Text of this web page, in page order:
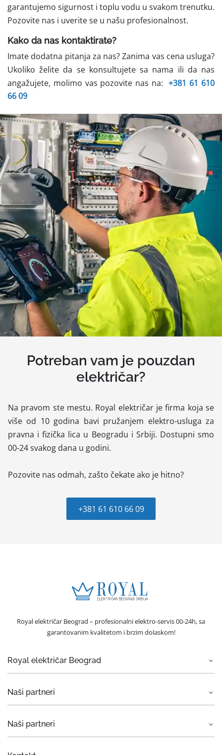
garantujemo sigurnost i toplu vodu u svakom trenutku.
Pozovite nas i uverite se u našu profesionalnost.
Kako da nas kontaktirate?
Imate dodatna pitanja za nas? Zanima vas cena usluga?
Ukoliko želite da se konsultujete sa nama ili da nas
angažujete, molimo vas pozovite nas na: +381 61 610
66 09
Potreban vam je pouzdan
električar?
Na pravom ste mestu. Royal električar je firma koja se
više od 10 godina bavi pružanjem elektro-usluga za
pravna i fizička lica u Beogradu i Srbiji. Dostupni smo
00-24 svakog dana u godini.
Pozovite nas odmah, zašto čekate ako je hitno?
+381 61 610 66 09
Royal električar Beograd – profesionalni elektro-servis 00-24h, sa
garantovanim kvalitetom i brzim dolaskom!
Royal električar Beograd
Električar Beograd
Servis bele tehnike
Naši partneri
Rent a car Beograd Eurorent
Naši partneri